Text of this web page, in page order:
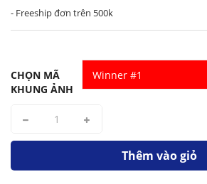
- Freeship đơn trên 500k
CHỌN MÃ
KHUNG ẢNH
Thêm vào giỏ